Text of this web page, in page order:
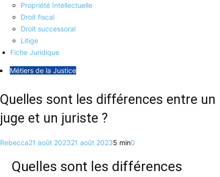
Propriété Intellectuelle
Droit fiscal
Droit successoral
Litige
Fiche Juridique
Métiers de la Justice
Quelles sont les différences entre un
juge et un juriste ?
Rebecca21 août 202321 août 20235 min0
Quelles sont les différences